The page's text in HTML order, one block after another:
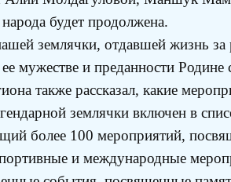
будет продолжена.
землячки, отдавшей жизнь за
мужестве и преданности
также рассказал, какие
землячки включен в
более 100 мероприятий,
и международные